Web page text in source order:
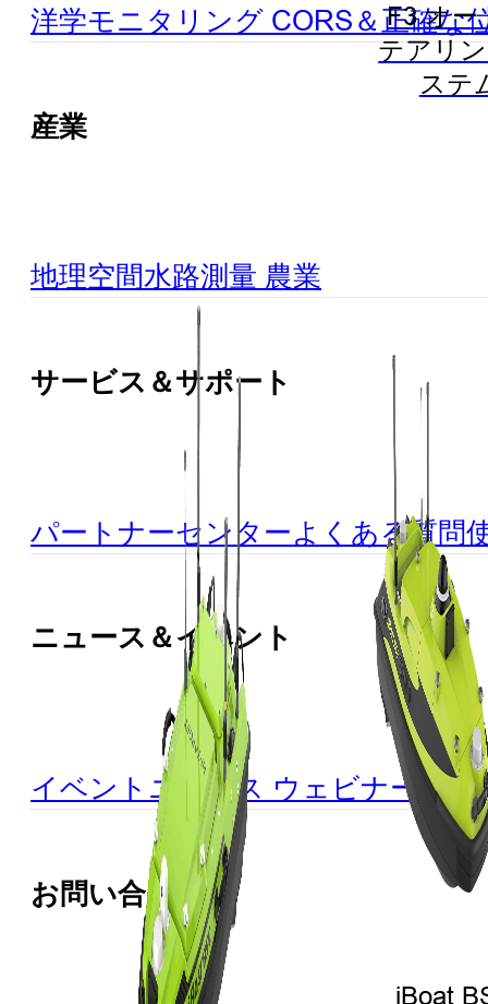
F3 オー
テアリ
ステ
iBoat
洋学モニタリング CORS＆正確な
産業
地理空間水路測量 農業
サービス＆サポート
パートナーセンターよくある質問
ニュース＆イベント
イベント ニュース ウェビナー
お問い合わせ